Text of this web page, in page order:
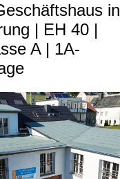
in
| EH 40 |
A | 1A-